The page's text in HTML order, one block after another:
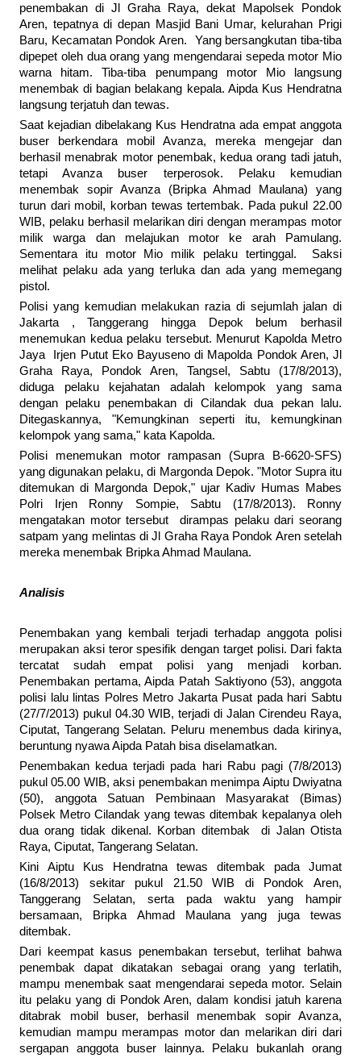
penembakan di Jl Graha Raya, dekat Mapolsek Pondok
Aren, tepatnya di depan Masjid Bani Umar, kelurahan Prigi
Baru, Kecamatan Pondok Aren. Yang bersangkutan tiba-tiba
dipepet oleh dua orang yang mengendarai sepeda motor Mio
warna hitam. Tiba-tiba penumpang motor Mio langsung
menembak di bagian belakang kepala. Aipda Kus Hendratna
langsung terjatuh dan tewas.
Saat kejadian dibelakang Kus Hendratna ada empat anggota
buser berkendara mobil Avanza, mereka mengejar dan
berhasil menabrak motor penembak, kedua orang tadi jatuh,
tetapi Avanza buser terperosok. Pelaku kemudian
menembak sopir Avanza (Bripka Ahmad Maulana) yang
turun dari mobil, korban tewas tertembak. Pada pukul 22.00
WIB, pelaku berhasil melarikan diri dengan merampas motor
milik warga dan melajukan motor ke arah Pamulang.
Sementara itu motor Mio milik pelaku tertinggal. Saksi
melihat pelaku ada yang terluka dan ada yang memegang
pistol.
Polisi yang kemudian melakukan razia di sejumlah jalan di
Jakarta , Tanggerang hingga Depok belum berhasil
menemukan kedua pelaku tersebut. Menurut Kapolda Metro
Jaya Irjen Putut Eko Bayuseno di Mapolda Pondok Aren, Jl
Graha Raya, Pondok Aren, Tangsel, Sabtu (17/8/2013),
diduga pelaku kejahatan adalah kelompok yang sama
dengan pelaku penembakan di Cilandak dua pekan lalu.
Ditegaskannya, "Kemungkinan seperti itu, kemungkinan
kelompok yang sama," kata Kapolda.
Polisi menemukan motor rampasan (Supra B-6620-SFS)
yang digunakan pelaku, di Margonda Depok. "Motor Supra itu
ditemukan di Margonda Depok," ujar Kadiv Humas Mabes
Polri Irjen Ronny Sompie, Sabtu (17/8/2013). Ronny
mengatakan motor tersebut dirampas pelaku dari seorang
satpam yang melintas di Jl Graha Raya Pondok Aren setelah
mereka menembak Bripka Ahmad Maulana.
Analisis
Penembakan yang kembali terjadi terhadap anggota polisi
merupakan aksi teror spesifik dengan target polisi. Dari fakta
tercatat sudah empat polisi yang menjadi korban.
Penembakan pertama, Aipda Patah Saktiyono (53), anggota
polisi lalu lintas Polres Metro Jakarta Pusat pada hari Sabtu
(27/7/2013) pukul 04.30 WIB, terjadi di Jalan Cirendeu Raya,
Ciputat, Tangerang Selatan. Peluru menembus dada kirinya,
beruntung nyawa Aipda Patah bisa diselamatkan.
Penembakan kedua terjadi pada hari Rabu pagi (7/8/2013)
pukul 05.00 WIB, aksi penembakan menimpa Aiptu Dwiyatna
(50), anggota Satuan Pembinaan Masyarakat (Bimas)
Polsek Metro Cilandak yang tewas ditembak kepalanya oleh
dua orang tidak dikenal. Korban ditembak di Jalan Otista
Raya, Ciputat, Tangerang Selatan.
Kini Aiptu Kus Hendratna tewas ditembak pada Jumat
(16/8/2013) sekitar pukul 21.50 WIB di Pondok Aren,
Tanggerang Selatan, serta pada waktu yang hampir
bersamaan, Bripka Ahmad Maulana yang juga tewas
ditembak.
Dari keempat kasus penembakan tersebut, terlihat bahwa
penembak dapat dikatakan sebagai orang yang terlatih,
mampu menembak saat mengendarai sepeda motor. Selain
itu pelaku yang di Pondok Aren, dalam kondisi jatuh karena
ditabrak mobil buser, berhasil menembak sopir Avanza,
kemudian mampu merampas motor dan melarikan diri dari
sergapan anggota buser lainnya. Pelaku bukanlah orang